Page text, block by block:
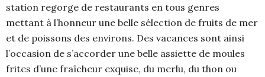
station regorge de restaurants en tous genres
mettant à l’honneur une belle sélection de fruits de mer
et de poissons des environs. Des vacances sont ainsi
l’occasion de s’accorder une belle assiette de moules
frites d’une fraîcheur exquise, du merlu, du thon ou